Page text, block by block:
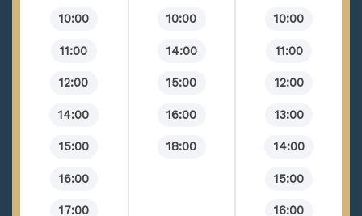
10:00
11:00
12:00
14:00
15:00
16:00
17:00
10:00
14:00
15:00
16:00
18:00
10:00
11:00
12:00
13:00
14:00
15:00
16:00